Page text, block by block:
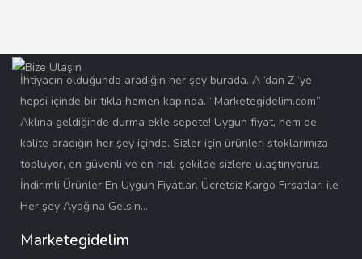
İhtiyacın olduğunda aradığın her şey burada. A ‘dan Z ‘ye
hepsi içinde bir tıkla hemen kapında. “Marketegidelim.com”
Aklına geldiğinde durma ekle sepete! Uygun fiyat, hem de
kalite aradığın her şey içinde. Sizler için ürünleri stoklarımıza
topluyor, en güvenli ve en hızlı şekilde sizlere ulaştırıyoruz.
İndirimli Ürünler En Uygun Fiyatlar. Ücretsiz Kargo Fırsatları ile
Her şey Ayağına Gelsin…
Marketegidelim